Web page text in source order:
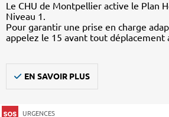
Le CHU de Montpellier active le Plan
Niveau 1.
Pour garantir une prise en charge
appelez le 15 avant tout déplacement
EN SAVOIR PLUS
URGENCES